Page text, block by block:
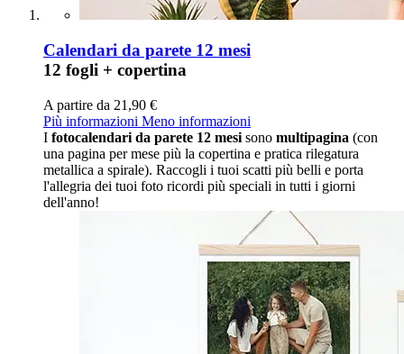
Calendari da parete 12 mesi
12 fogli + copertina
A partire da 21,90 €
Più informazioni Meno informazioni
I fotocalendari da parete 12 mesi sono multipagina (con
una pagina per mese più la copertina e pratica rilegatura
metallica a spirale). Raccogli i tuoi scatti più belli e porta
l'allegria dei tuoi foto ricordi più speciali in tutti i giorni
dell'anno!